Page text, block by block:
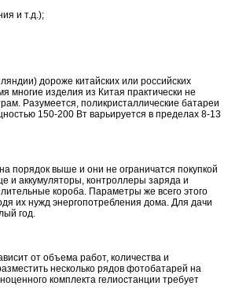
и т.д.);
дороже китайских или российских
многие изделия из Китая практически не
Разумеется, поликристаллические батареи
150-200 Вт варьируется в пределах 8-13
порядок выше и они не ограничатся покупкой
и аккумуляторы, контроллеры заряда и
короба. Параметры же всего этого
их нужд энергопотребления дома. Для дачи
год.
от объема работ, количества и
несколько рядов фотобатарей на
комплекта гелиостанции требует